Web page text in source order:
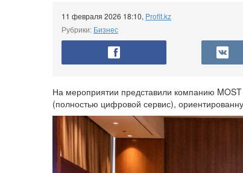
11 февраля 2026 18:10, Profit.kz
Рубрики: Бизнес
На мероприятии представили компанию
(полностью цифровой сервис),